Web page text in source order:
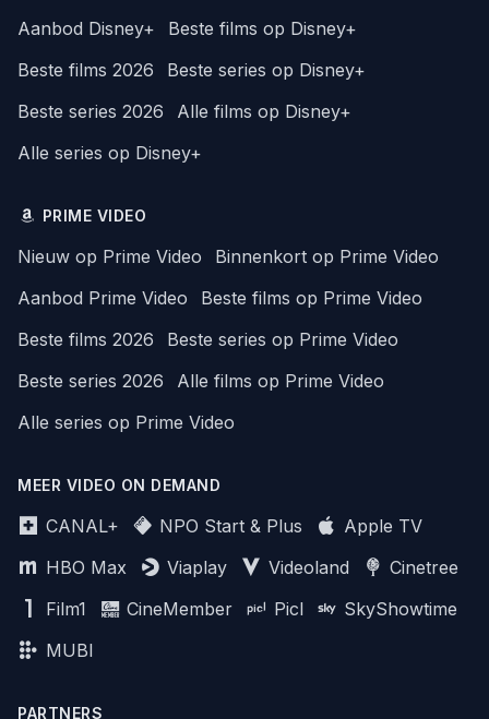
Aanbod Disney+
Beste films op Disney+
Beste films 2026
Beste series op Disney+
Beste series 2026
Alle films op Disney+
Alle series op Disney+
PRIME VIDEO
Nieuw op Prime Video
Binnenkort op Prime Video
Aanbod Prime Video
Beste films op Prime Video
Beste films 2026
Beste series op Prime Video
Beste series 2026
Alle films op Prime Video
Alle series op Prime Video
MEER VIDEO ON DEMAND
CANAL+ NPO Start & Plus
Apple TV
HBO Max
Viaplay Videoland
Cinetree
Film1
CineMember Picl
SkyShowtime
MUBI
PARTNERS